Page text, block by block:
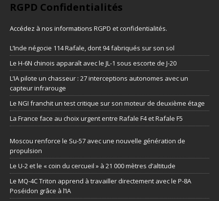
RGPD Confidentialités
Accédez à nos informations RGPD et confidentialités.
L’Inde négocie 114 Rafale, dont 94 fabriqués sur son sol
Le H-6N chinois apparaît avec le JL-1 sous escorte de J-20
L’IA pilote un chasseur : 27 interceptions autonomes avec un
capteur infrarouge
Le NGI franchit un test critique sur son moteur de deuxième étage
La France face au choix urgent entre Rafale F4 et Rafale F5
Moscou renforce le Su-57 avec une nouvelle génération de
propulsion
Le U-2 et le « coin du cercueil » à 21 000 mètres d’altitude
Le MQ-4C Triton apprend à travailler directement avec le P-8A
Poséidon grâce à l’IA